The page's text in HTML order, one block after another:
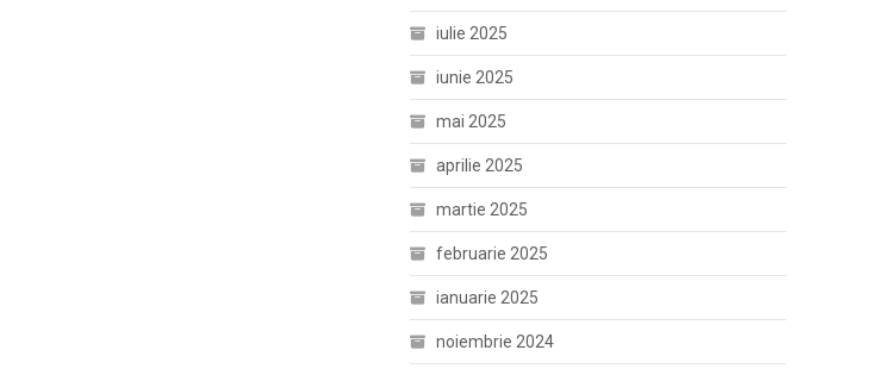
iulie 2025
iunie 2025
mai 2025
aprilie 2025
martie 2025
februarie 2025
ianuarie 2025
noiembrie 2024